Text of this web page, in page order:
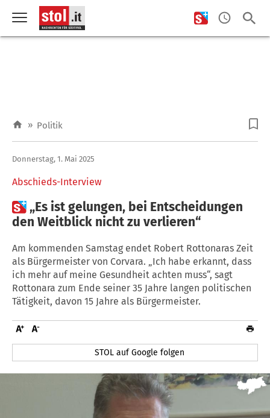
» Politik
Abschieds-Interview
Donnerstag, 1. Mai 2025
„Es ist gelungen, bei Entscheidungen
den Weitblick nicht zu verlieren“
Am kommenden Samstag endet Robert Rottonaras Zeit
als Bürgermeister von Corvara. „Ich habe erkannt, dass
ich mehr auf meine Gesundheit achten muss“, sagt
Rottonara zum Ende seiner 35 Jahre langen politischen
Tätigkeit, davon 15 Jahre als Bürgermeister.
STOL auf Google folgen